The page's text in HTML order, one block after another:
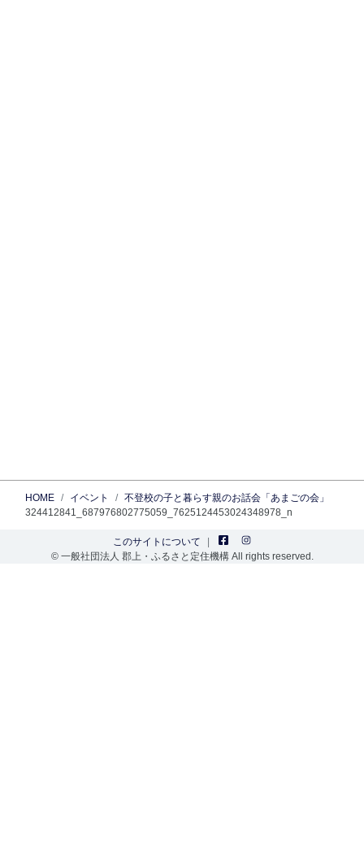
HOME イベント
不登校の子と暮らす親のお話会「あまごの会」
324412841_687976802775059_7625124453024348978_n
このサイトについて
© 一般社団法人 郡上・ふるさと定住機構 All rights reserved.